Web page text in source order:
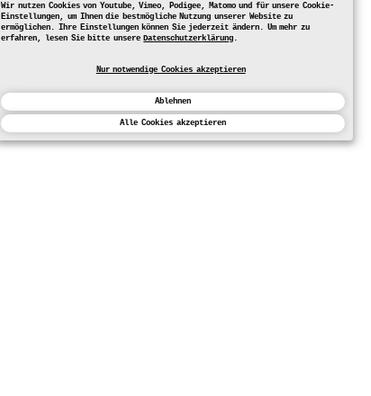
Wir nutzen Cookies von Youtube, Vimeo, Podigee, Matomo und für unsere Cookie-
Einstellungen, um Ihnen die bestmögliche Nutzung unserer Website zu
ermöglichen. Ihre Einstellungen können Sie jederzeit ändern. Um mehr zu
erfahren, lesen Sie bitte unsereDatenschutzerklärung.
Nur notwendige Cookies akzeptieren
Ablehnen
Alle Cookies akzeptieren